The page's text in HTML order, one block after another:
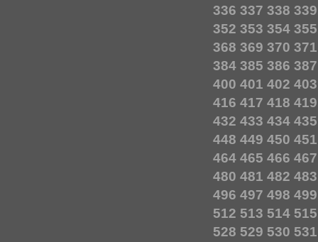
336 337 338 339
352 353 354 355
368 369 370 371
384 385 386 387
400 401 402 403
416 417 418 419
432 433 434 435
448 449 450 451
464 465 466 467
480 481 482 483
496 497 498 499
512 513 514 515
528 529 530 531